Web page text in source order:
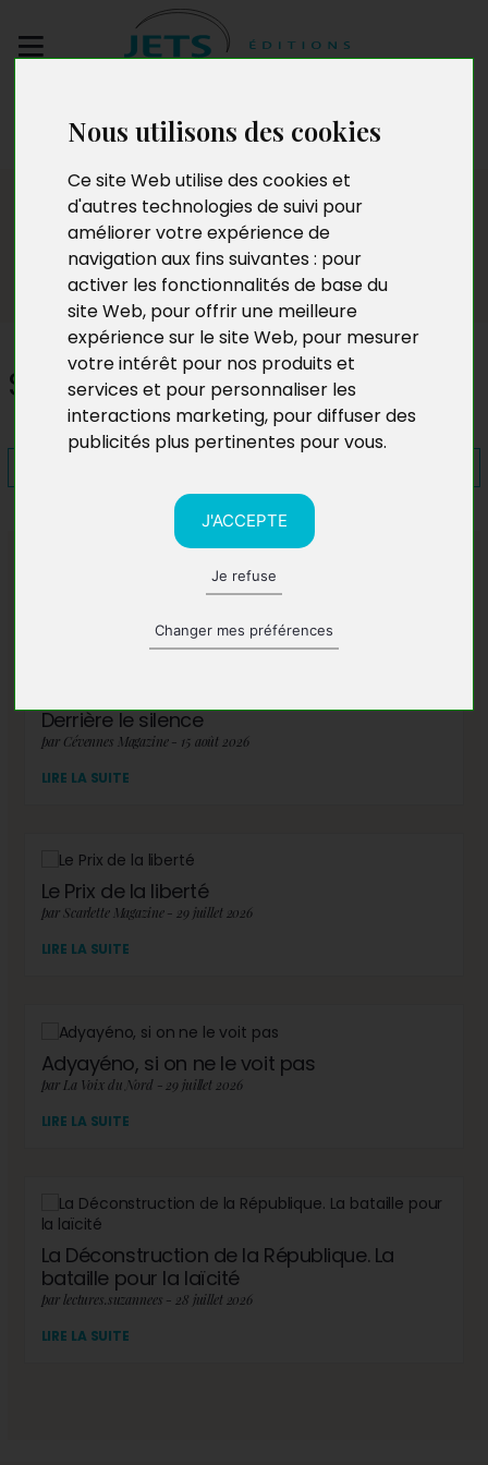
Nous utilisons des cookies
Ce site Web utilise des cookies et
d'autres technologies de suivi pour
améliorer votre expérience de
navigation aux fins suivantes : pour
activer les fonctionnalités de base du
site Web, pour offrir une meilleure
expérience sur le site Web, pour mesurer
votre intérêt pour nos produits et
services et pour personnaliser les
interactions marketing, pour diffuser des
publicités plus pertinentes pour vous.
J'ACCEPTE
Je refuse
Changer mes préférences
manuscrit
Presse
Sens aiguisé
A lire également
Derrière le silence
par Cévennes Magazine - 15 août 2026
LIRE LA SUITE
Le Prix de la liberté
par Scarlette Magazine - 29 juillet 2026
LIRE LA SUITE
Adyayéno, si on ne le voit pas
par La Voix du Nord - 29 juillet 2026
LIRE LA SUITE
La Déconstruction de la République. La
bataille pour la laïcité
par lectures.suzannees - 28 juillet 2026
LIRE LA SUITE